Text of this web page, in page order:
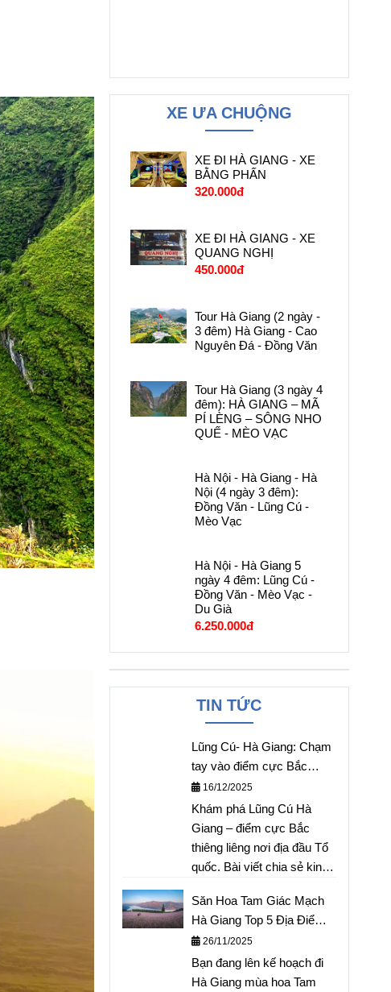
XE ƯA CHUỘNG
XE ĐI HÀ GIANG - XE
BẰNG PHẤN
320.000đ
XE ĐI HÀ GIANG - XE
QUANG NGHỊ
450.000đ
Tour Hà Giang (2 ngày -
3 đêm) Hà Giang - Cao
Nguyên Đá - Đồng Văn
Tour Hà Giang (3 ngày 4
đêm): HÀ GIANG – MÃ
PÍ LÈNG – SÔNG NHO
QUẾ - MÈO VẠC
Hà Nội - Hà Giang - Hà
Nội (4 ngày 3 đêm):
Đồng Văn - Lũng Cú -
Mèo Vạc
Hà Nội - Hà Giang 5
ngày 4 đêm: Lũng Cú -
Đồng Văn - Mèo Vạc -
Du Già
6.250.000đ
TIN TỨC
Lũng Cú- Hà Giang: Chạm
tay vào điểm cực Bắc
thiêng liêng của Tổ quốc
16/12/2025
Khám phá Lũng Cú Hà
Giang – điểm cực Bắc
thiêng liêng nơi địa đầu Tổ
quốc. Bài viết chia sẻ kinh
Lũng Cú chi tiết: hướng
dẫn lộ trình di chuyển an
toàn, cập nhật giá vé tham
quan 2025 và gợi ý lịch
trình khám phá bản làng Lô
Săn Hoa Tam Giác Mạch
Hà Giang Top 5 Địa Điểm
Chụp Ảnh Đẹp & Lịch Trình
Chi Tiết
26/11/2025
Bạn đang lên kế hoạch đi
Hà Giang mùa hoa Tam